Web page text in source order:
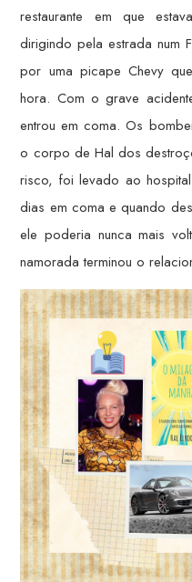
restaurante em que
dirigindo pela estrada num
por uma picape Chevy
hora. Com o grave
entrou em coma. Os
o corpo de Hal dos
risco, foi levado ao
dias em coma e quando
ele poderia nunca mais
namorada terminou o